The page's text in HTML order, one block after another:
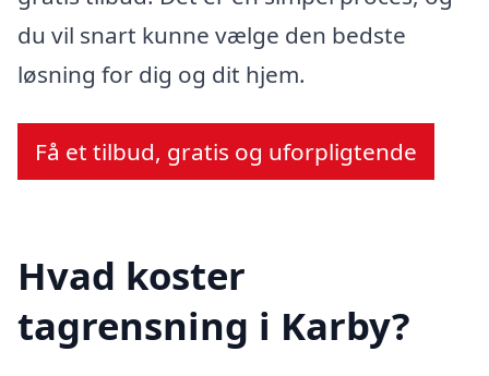
du vil snart kunne vælge den bedste
løsning for dig og dit hjem.
Få et tilbud, gratis og uforpligtende
Hvad koster
tagrensning i Karby?